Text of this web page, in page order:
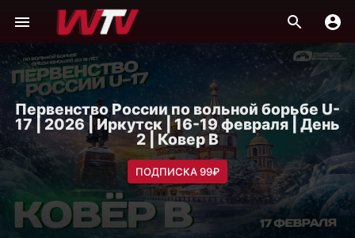
Первенство России по вольной борьбе U-
17 | 2026 | Иркутск | 16-19 февраля | День
2 | Ковер B
ПОДПИСКА 99₽